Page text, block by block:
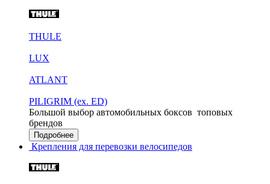
THULE
LUX
ATLANT
PILIGRIM (ex. ED)
Большой выбор автомобильных боксов топовых
брендов
Подробнее
Крепления для перевозки велосипедов